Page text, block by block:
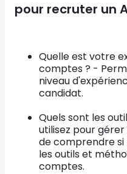
pour recruter un
Quelle est votre
comptes ? -
niveau
candidat.
Quels sont les
utilisez pour
de comprendre si
les outils et
comptes.